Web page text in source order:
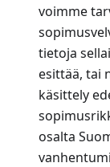
voimme
tietoja
esittää, tai
käsittely
osalta